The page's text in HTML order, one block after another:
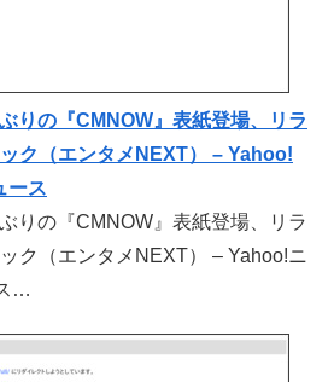
りの『CMNOW』表紙登場、リラ
ク（エンタメNEXT） – Yahoo!
ース
りの『CMNOW』表紙登場、リラ
ク（エンタメNEXT） – Yahoo!ニ
…